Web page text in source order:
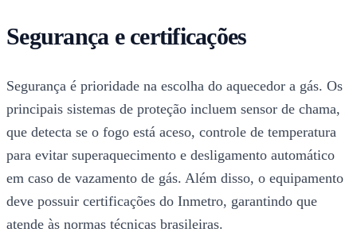
Segurança e certificações
Segurança é prioridade na escolha do aquecedor a gás. Os
principais sistemas de proteção incluem sensor de chama,
que detecta se o fogo está aceso, controle de temperatura
para evitar superaquecimento e desligamento automático
em caso de vazamento de gás. Além disso, o equipamento
deve possuir certificações do Inmetro, garantindo que
atende às normas técnicas brasileiras.